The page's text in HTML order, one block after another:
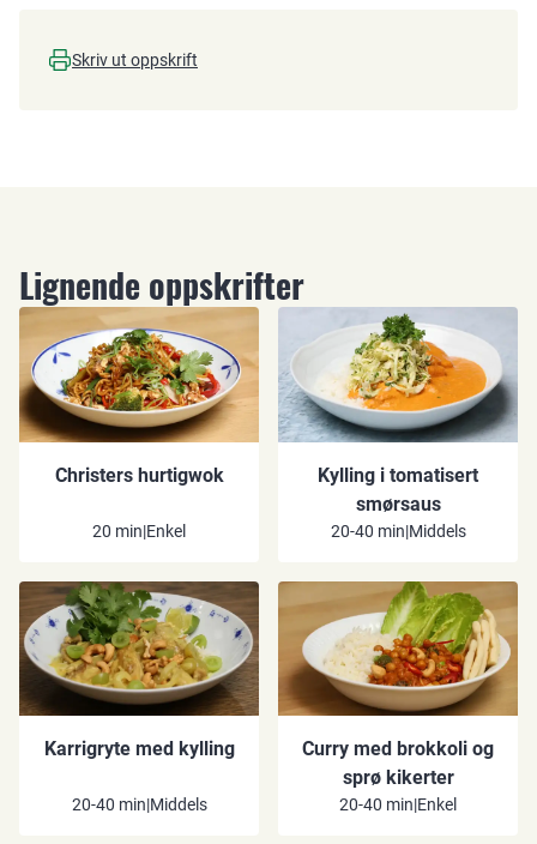
Skriv ut oppskrift
Lignende oppskrifter
Christers hurtigwok
20 min|Enkel
Kylling i tomatisert
smørsaus
20-40 min|Middels
Karrigryte med kylling
20-40 min|Middels
Curry med brokkoli og
sprø kikerter
20-40 min|Enkel